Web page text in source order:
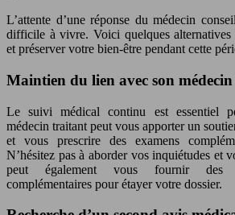
L’attente d’une réponse du médecin
difficile à vivre. Voici quelques alternatives
et préserver votre bien-être pendant cette
Maintien du lien avec son
Le suivi médical continu est essentiel
médecin traitant peut vous apporter un
et vous prescrire des examens
N’hésitez pas à aborder vos inquiétudes et
peut également vous fournir des
complémentaires pour étayer votre dossier.